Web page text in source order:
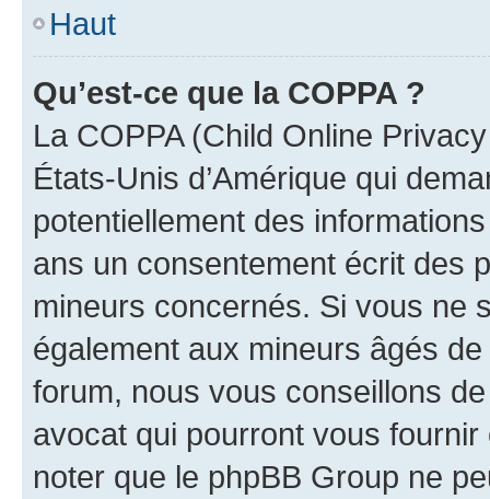
Haut
Qu’est-ce que la COPPA ?
La COPPA (Child Online
États-Unis d’Amérique qui
potentiellement des
ans un consentement écrit des
mineurs concernés. Si vous ne
également aux mineurs âgés
forum, nous vous conseillons
avocat qui pourront vous
noter que le phpBB Group ne